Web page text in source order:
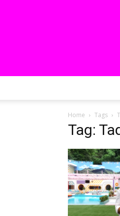
Home Tags
Tag: